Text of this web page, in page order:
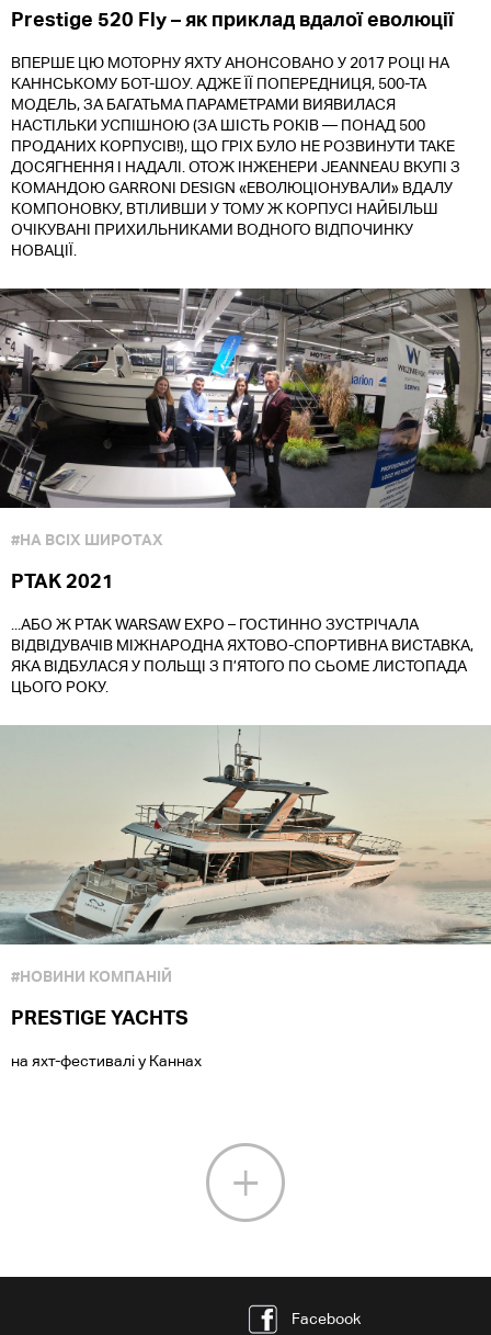
Prestige 520 Fly – як приклад вдалої еволюції
ВПЕРШЕ ЦЮ МОТОРНУ ЯХТУ АНОНСОВАНО У 2017 РОЦІ НА
КАННСЬКОМУ БОТ-ШОУ. АДЖЕ ЇЇ ПОПЕРЕДНИЦЯ, 500-ТА
МОДЕЛЬ, ЗА БАГАТЬМА ПАРАМЕТРАМИ ВИЯВИЛАСЯ
НАСТІЛЬКИ УСПІШНОЮ (ЗА ШІСТЬ РОКІВ — ПОНАД 500
ПРОДАНИХ КОРПУСІВ!), ЩО ГРІХ БУЛО НЕ РОЗВИНУТИ ТАКЕ
ДОСЯГНЕННЯ І НАДАЛІ. ОТОЖ ІНЖЕНЕРИ JEANNEAU ВКУПІ З
КОМАНДОЮ GARRONI DESIGN «ЕВОЛЮЦІОНУВАЛИ» ВДАЛУ
КОМПОНОВКУ, ВТІЛИВШИ У ТОМУ Ж КОРПУСІ НАЙБІЛЬШ
ОЧІКУВАНІ ПРИХИЛЬНИКАМИ ВОДНОГО ВІДПОЧИНКУ
НОВАЦІЇ.
#НА ВСІХ ШИРОТАХ
PTAK 2021
...АБО Ж PTAK WARSAW EXPO – ГОСТИННО ЗУСТРІЧАЛА
ВІДВІДУВАЧІВ МІЖНАРОДНА ЯХТОВО-СПОРТИВНА ВИСТАВКА,
ЯКА ВІДБУЛАСЯ У ПОЛЬЩІ З П’ЯТОГО ПО СЬОМЕ ЛИСТОПАДА
ЦЬОГО РОКУ.
#НОВИНИ КОМПАНІЙ
PRESTIGE YACHTS
на яхт-фестивалі у Каннах
Facebook